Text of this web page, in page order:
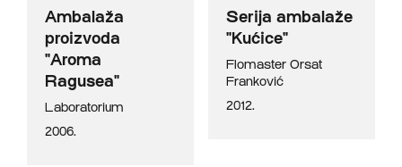
Ambalaža
proizvoda
"Aroma
Ragusea"
Laboratorium
2006.
Serija ambalaže
"Kućice"
Flomaster Orsat
Franković
2012.